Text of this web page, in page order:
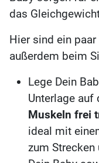
das
Hier sind ein
außerdem beim
Lege Dein
Unterlage auf
Muskeln frei
ideal mit
zum Strecken